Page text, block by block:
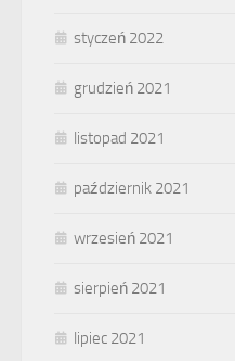
styczeń 2022
grudzień 2021
listopad 2021
październik 2021
wrzesień 2021
sierpień 2021
lipiec 2021